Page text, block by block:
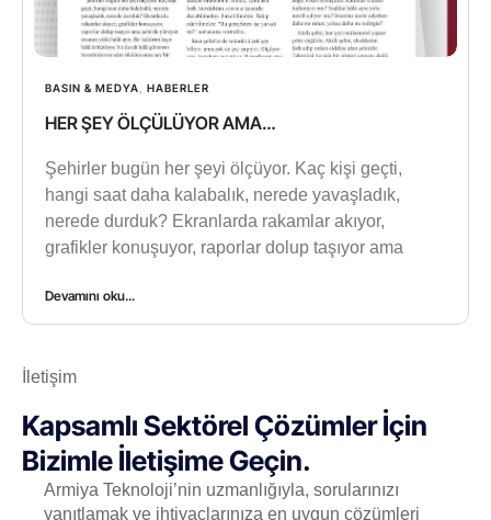
BASIN & MEDYA HABERLER
HER ŞEY ÖLÇÜLÜYOR AMA…
Şehirler bugün her şeyi ölçüyor. Kaç kişi geçti,
hangi saat daha kalabalık, nerede yavaşladık,
nerede durduk? Ekranlarda rakamlar akıyor,
grafikler konuşuyor, raporlar dolup taşıyor ama
Devamını oku...
İletişim
Kapsamlı Sektörel Çözümler İçin
Bizimle İletişime Geçin.
Armiya Teknoloji’nin uzmanlığıyla, sorularınızı
yanıtlamak ve ihtiyaçlarınıza en uygun çözümleri